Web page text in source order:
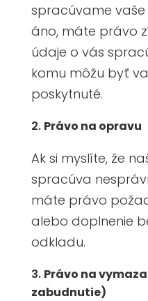
spracúvame
áno, máte právo
údaje o vás
komu môžu byť
poskytnuté.
Právo na opravu
Ak si myslíte, že
spracúva
máte právo
alebo doplnenie
odkladu.
Právo na
zabudnutie)